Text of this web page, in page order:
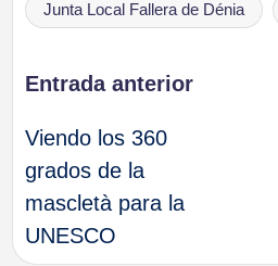
Junta Local Fallera de Dénia
Navegación
de
entradas
Entrada anterior
Viendo los 360
grados de la
mascletà para la
UNESCO